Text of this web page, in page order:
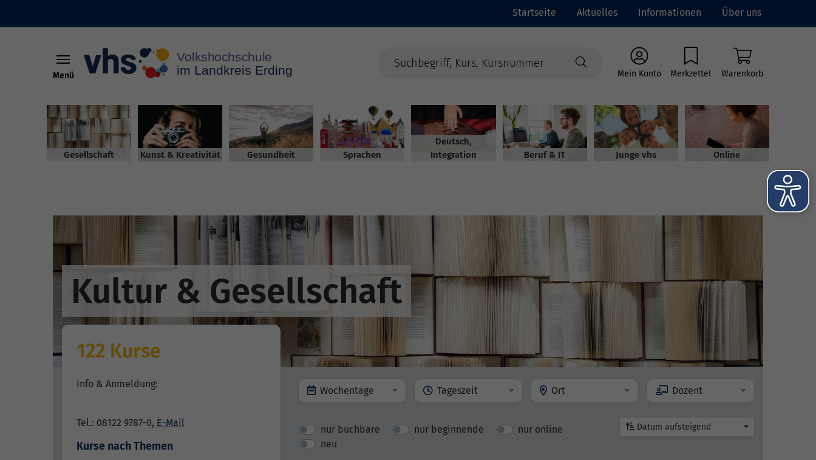
Startseite Aktuelles Informationen Über uns
Menü Mein Konto Merkzettel Warenkorb
Gesellschaft Kunst & Kreativität Gesundheit Sprachen
Deutsch,
Integration
Beruf & IT Junge vhs Online
Kultur & Gesellschaft
122 Kurse
Info & Anmeldung:
Tel.: 08122 9787-0, E-Mail
Kurse nach Themen
Wochentage Tageszeit Ort Dozent
nur buchbare nur beginnende
nur online
neu
Datum aufsteigend